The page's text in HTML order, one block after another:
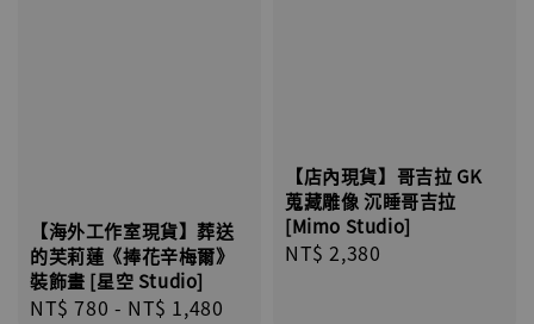
【海外工作室現貨】葬送
的芙莉蓮《捧花辛梅爾》
裝飾畫 [星空 Studio]
Regular
NT$ 780 - NT$ 1,480
【店內現貨】哥吉拉 GK
蒐藏雕像 沉睡哥吉拉
[Mimo Studio]
Regular
NT$ 2,380